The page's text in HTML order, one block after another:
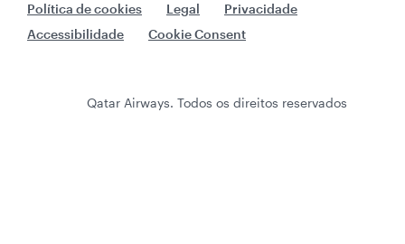
Política de cookies Legal
Privacidade
Accessibilidade
Cookie Consent
Qatar Airways. Todos os direitos reservados